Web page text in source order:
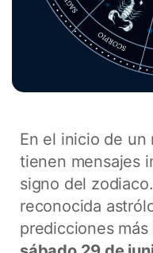
En el inicio de un
tienen mensajes
signo del
reconocida
predicciones